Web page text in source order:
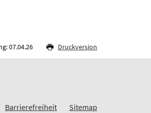
07.04.26 Druckversion
Barrierefreiheit Sitemap